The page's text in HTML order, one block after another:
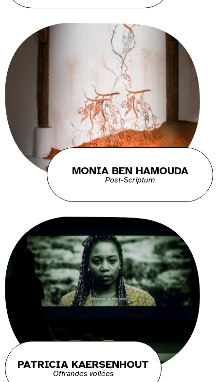
MONIA BEN HAMOUDA
Post-Scriptum
PATRICIA KAERSENHOUT
Offrandes voilées